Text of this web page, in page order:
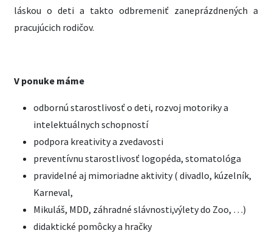
láskou o deti a takto odbremeniť zaneprázdnených a
pracujúcich rodičov.
V ponuke máme
odbornú starostlivosť o deti, rozvoj motoriky a
intelektuálnych schopností
podpora kreativity a zvedavosti
preventívnu starostlivosť logopéda, stomatológa
pravidelné aj mimoriadne aktivity ( divadlo, kúzelník,
Karneval,
Mikuláš, MDD, záhradné slávnosti,výlety do Zoo, …)
didaktické pomôcky a hračky